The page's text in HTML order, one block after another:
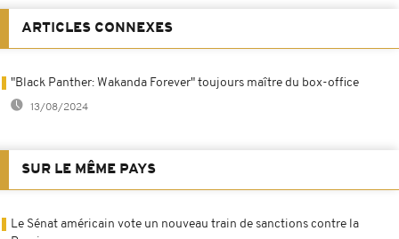
ARTICLES CONNEXES
"Black Panther: Wakanda Forever" toujours maître du box-office
13/08/2024
SUR LE MÊME PAYS
Le Sénat américain vote un nouveau train de sanctions contre la